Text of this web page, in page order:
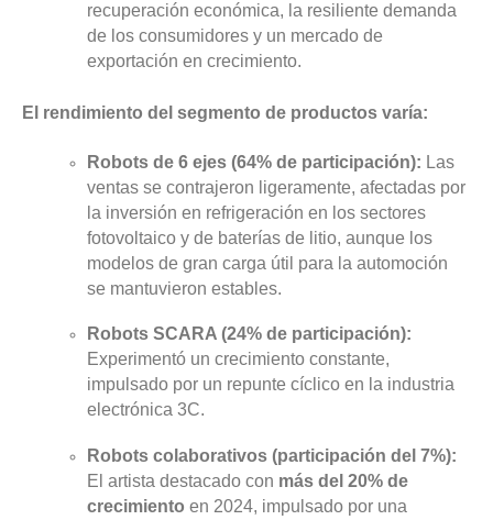
recuperación económica, la resiliente demanda
de los consumidores y un mercado de
exportación en crecimiento.
El rendimiento del segmento de productos varía:
Robots de 6 ejes (64% de participación): Las
ventas se contrajeron ligeramente, afectadas por
la inversión en refrigeración en los sectores
fotovoltaico y de baterías de litio, aunque los
modelos de gran carga útil para la automoción
se mantuvieron estables.
Robots SCARA (24% de participación):
Experimentó un crecimiento constante,
impulsado por un repunte cíclico en la industria
electrónica 3C.
Robots colaborativos (participación del 7%):
El artista destacado con más del 20% de
crecimiento en 2024, impulsado por una